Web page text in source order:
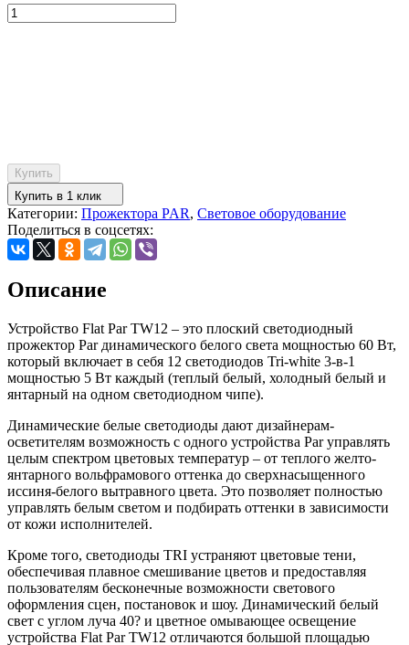
Купить
Купить в 1 клик
Категории: Прожектора PAR, Световое оборудование
Поделиться в соцсетях:
Описание
Устройство Flat Par TW12 – это плоский светодиодный
прожектор Par динамического белого света мощностью 60 Вт,
который включает в себя 12 светодиодов Tri-white 3-в-1
мощностью 5 Вт каждый (теплый белый, холодный белый и
янтарный на одном светодиодном чипе).
Динамические белые светодиоды дают дизайнерам-
осветителям возможность с одного устройства Par управлять
целым спектром цветовых температур – от теплого желто-
янтарного вольфрамового оттенка до сверхнасыщенного
иссиня-белого вытравного цвета. Это позволяет полностью
управлять белым светом и подбирать оттенки в зависимости
от кожи исполнителей.
Кроме того, светодиоды TRI устраняют цветовые тени,
обеспечивая плавное смешивание цветов и предоставляя
пользователям бесконечные возможности светового
оформления сцен, постановок и шоу. Динамический белый
свет с углом луча 40? и цветное омывающее освещение
устройства Flat Par TW12 отличаются большой площадью